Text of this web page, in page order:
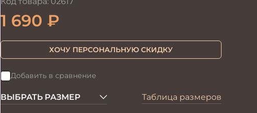
1 690 ₽
ХОЧУ ПЕРСОНАЛЬНУЮ СКИДКУ
Добавить в сравнение
ВЫБРАТЬ РАЗМЕР Таблица размеров